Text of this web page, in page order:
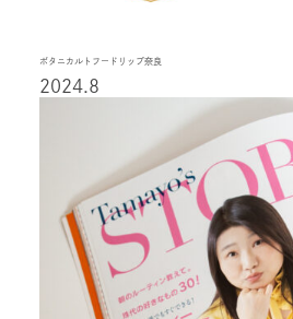
ボタニカルトフードリップ奈良
2024.8